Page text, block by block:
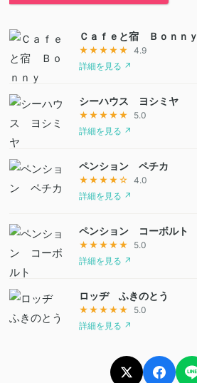
Ｃａｆｅと宿 Ｂｏｎｎｙ
★★★★★
4.9
詳細を見る ↗
シーハウス ヨシミヤ
★★★★★
5.0
詳細を見る ↗
ペンション ペチカ
★★★★☆
4.0
詳細を見る ↗
ペンション コーボルト
★★★★★
5.0
詳細を見る ↗
ロッヂ ふきのとう
★★★★★
5.0
詳細を見る ↗